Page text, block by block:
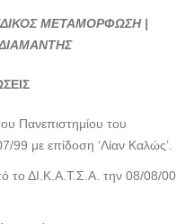
ΜΕΤΑΜΟΡΦΩΣΗ |
ΜΕΤΑΜΟΡΦΩΣΗ |
ΜΕΤΑΜΟΡΦΩΣΗ |
ΜΕΤΑΜΟΡΦΩΣΗ |
ΜΕΤΑΜΟΡΦΩΣΗ |
Πανεπιστημίου του
99 με επίδοση ‘Λίαν Καλώς’.
το ΔΙ.Κ.Α.Τ.Σ.Α. την 08/08/00